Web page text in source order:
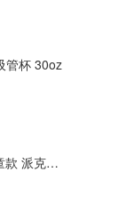
Moose Knuckles 大童款 派克羽绒服